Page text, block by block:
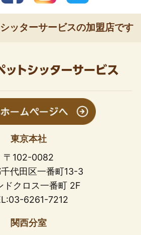
ッターサービスの加盟店です
東京本社
〒102-0082
代田区一番町13-3
ドクロス一番町 2F
6261-7212
関西分室